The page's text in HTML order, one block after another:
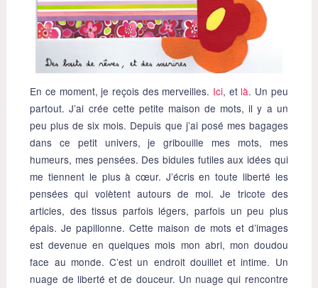
En ce moment, je reçois des merveilles. Ici, et là. Un peu
partout. J’ai crée cette petite maison de mots, il y a un
peu plus de six mois. Depuis que j’ai posé mes bagages
dans ce petit univers, je gribouille mes mots, mes
humeurs, mes pensées. Des bidules futiles aux idées qui
me tiennent le plus à cœur. J’écris en toute liberté les
pensées qui volètent autours de moi. Je tricote des
articles, des tissus parfois légers, parfois un peu plus
épais. Je papillonne. Cette maison de mots et d’images
est devenue en quelques mois mon abri, mon doudou
face au monde. C’est un endroit douillet et intime. Un
nuage de liberté et de douceur. Un nuage qui rencontre